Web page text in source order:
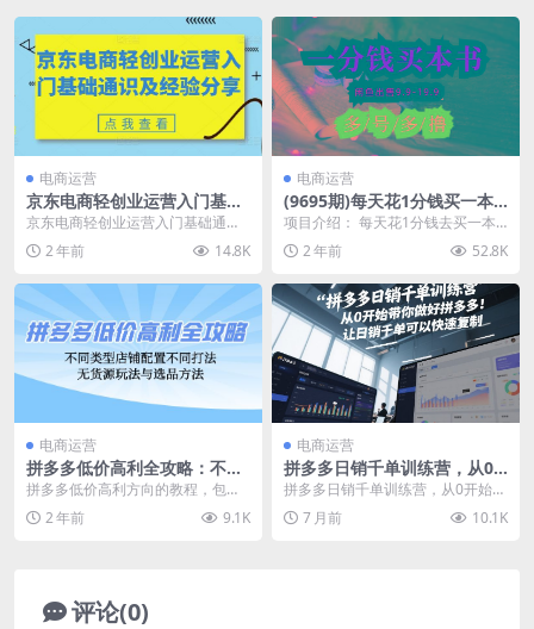
电商运营
京东电商轻创业运营入门基础
通识及经验分享
京东电商轻创业运营入门基础通识
及经验分享 电商宏观环境及各平台
对比/京东运营需要...
2 年前 14.8K
电商运营
(9695期)每天花1分钱买一本
书，闲鱼出售9.9-19.9不等，
多账号多撸 新手小白均可操作
项目介绍： 每天花1分钱去买一本
书，买到以后，可以自己放书房观
看，不想看也可以自...
2 年前 52.8K
电商运营
拼多多低价高利全攻略：不同
类型店铺配置不同打法，无货
源玩法与选品方法
拼多多低价高利方向的教程，包括
不同类型店铺的配置与打法、无货
源玩法、选品方法与实...
2 年前 9.1K
电商运营
拼多多日销千单训练营，从0
开始带你做好拼多多，让日销
千单可以快速复制(更新26年1
月)
拼多多日销千单训练营，从0开始带
你做好拼多多，让日销千单可以快
速复制(更新26年...
7 月前 10.1K
评论(0)